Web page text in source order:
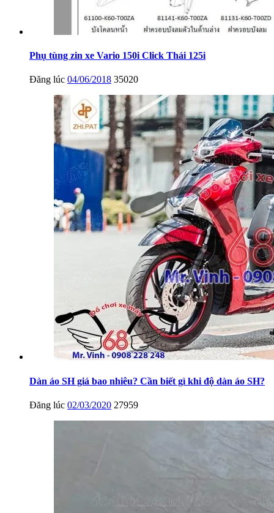
Phụ tùng zin xe Vario 150i Click Thái 125i
Đăng lúc 04/06/2018 35020
Dàn áo SH giá bao nhiêu? Cần biết gì khi độ dàn áo SH?
Đăng lúc 02/03/2020 27959